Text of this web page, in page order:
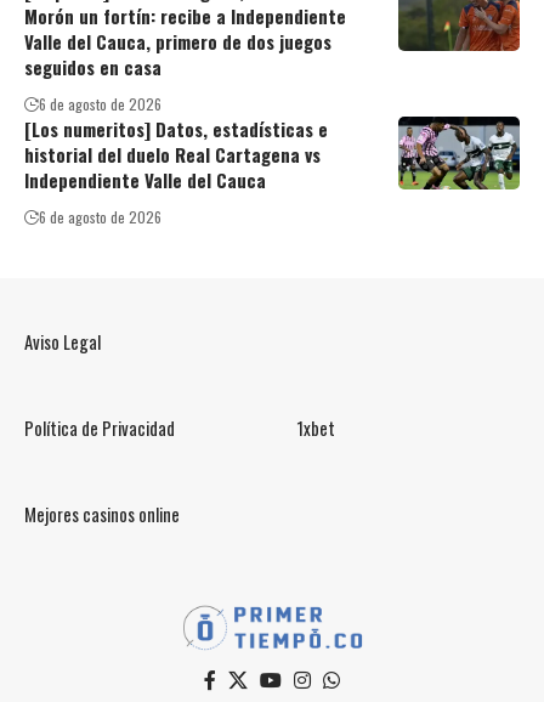
Morón un fortín: recibe a Independiente
Valle del Cauca, primero de dos juegos
seguidos en casa
6 de agosto de 2026
[Los numeritos] Datos, estadísticas e
historial del duelo Real Cartagena vs
Independiente Valle del Cauca
6 de agosto de 2026
Aviso Legal
Política de Privacidad 1xbet
Mejores casinos online